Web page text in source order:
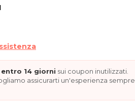
o relax
14 giorni sui coupon inutilizzati.
assicurarti un'esperienza sempre